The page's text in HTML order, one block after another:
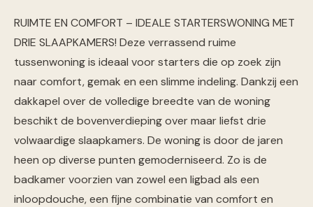
RUIMTE EN COMFORT – IDEALE STARTERSWONING MET
DRIE SLAAPKAMERS! Deze verrassend ruime
tussenwoning is ideaal voor starters die op zoek zijn
naar comfort, gemak en een slimme indeling. Dankzij een
dakkapel over de volledige breedte van de woning
beschikt de bovenverdieping over maar liefst drie
volwaardige slaapkamers. De woning is door de jaren
heen op diverse punten gemoderniseerd. Zo is de
badkamer voorzien van zowel een ligbad als een
inloopdouche, een fijne combinatie van comfort en